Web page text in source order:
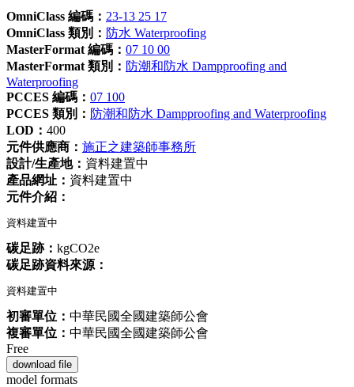
OmniClass 編碼： 23-13 25 17
OmniClass 類別： 防水 Waterproofing
MasterFormat 編碼： 07 10 00
MasterFormat 類別： 防潮和防水 Dampproofing and
Waterproofing
PCCES 編碼： 07 100
PCCES 類別： 防潮和防水 Dampproofing and Waterproofing
LOD： 400
元件供應商： 施正之建築師事務所
設計/生產地： 資料建置中
產品網址： 資料建置中
元件介紹：
資料建置中
碳足跡： kgCO2e
碳足跡資料來源：
資料建置中
初審單位： 中華民國全國建築師公會
複審單位： 中華民國全國建築師公會
Free
download file
model formats